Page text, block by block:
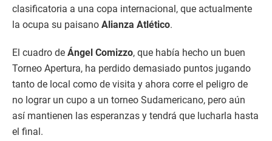
clasificatoria a una copa internacional, que actualmente
la ocupa su paisano Alianza Atlético.
El cuadro de Ángel Comizzo, que había hecho un buen
Torneo Apertura, ha perdido demasiado puntos jugando
tanto de local como de visita y ahora corre el peligro de
no lograr un cupo a un torneo Sudamericano, pero aún
así mantienen las esperanzas y tendrá que lucharla hasta
el final.